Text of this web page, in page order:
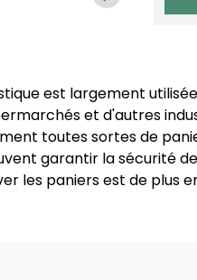
est largement
et d'autres
toutes sortes de
garantir la sécurité
les paniers est de plus